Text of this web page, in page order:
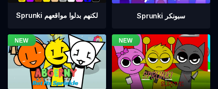
Sprunki لكنهم بدلوا مواقعهم Sprunki سبونكر